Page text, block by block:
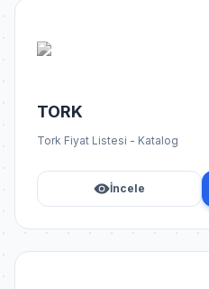
TORK
Tork Fiyat Listesi - Katalog
İncele